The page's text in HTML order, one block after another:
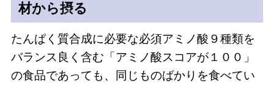
材から摂る
たんぱく質合成に必要な必須アミノ酸９種類を
バランス良く含む「アミノ酸スコアが１００」
の食品であっても、同じものばかりを食べてい